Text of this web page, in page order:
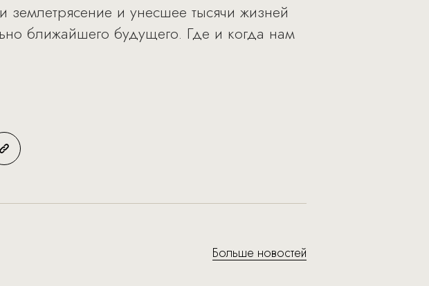
и унесшее тысячи жизней
ближайшего будущего. Где и когда нам
Больше новостей